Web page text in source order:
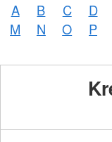
A B C D
M
N O P